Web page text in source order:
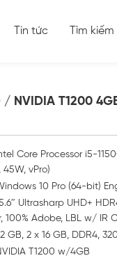
Tin tức Tìm kiếm
/ NVIDIA T1200
Core Processor i5-
45W, vPro)
10 Pro (64-bit)
Ultrasharp UHD+
100% Adobe, LBL w/ IR
GB, 2 x 16 GB, DDR4,
T1200 w/4GB